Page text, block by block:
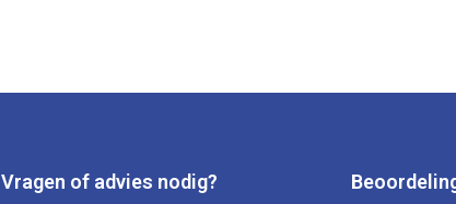
Vragen of advies nodig?